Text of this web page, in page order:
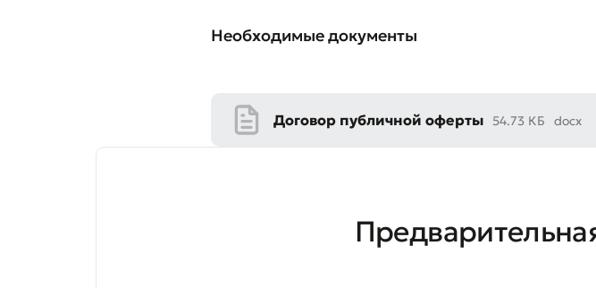
Необходимые документы
Договор публичной оферты 54.73 КБ docx